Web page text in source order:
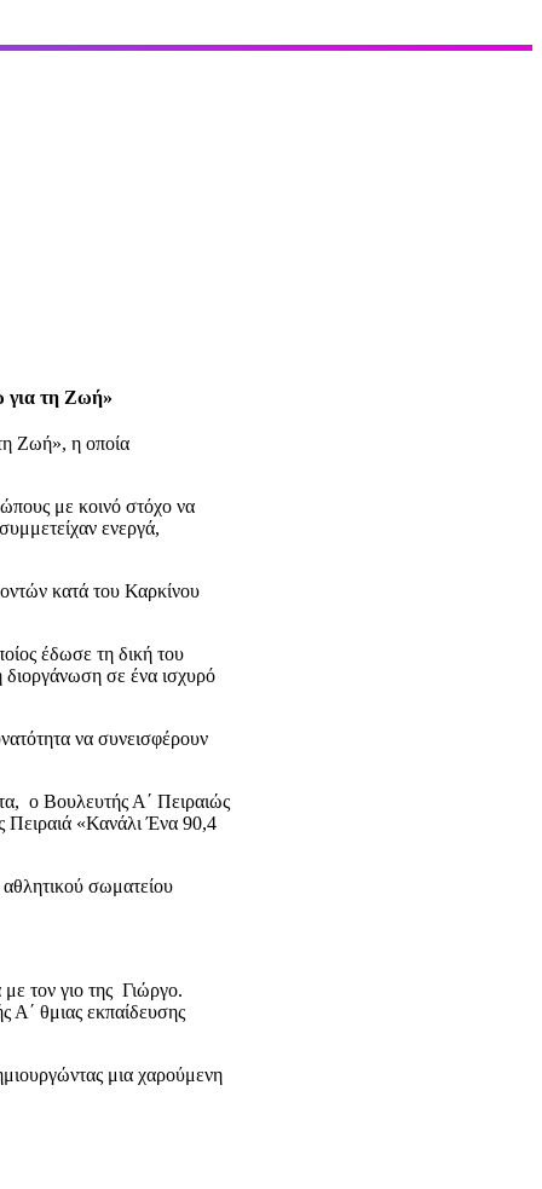
για τη Ζωή»
Ζωή», η οποία
με κοινό στόχο να
ενεργά,
κατά του Καρκίνου
έδωσε τη δική του
διοργάνωση σε ένα ισχυρό
να συνεισφέρουν
ο Βουλευτής Α΄ Πειραιώς
Πειραιά «Κανάλι Ένα 90,4
σωματείου
τον γιο της Γιώργο.
Α΄ θμιας εκπαίδευσης
μια χαρούμενη